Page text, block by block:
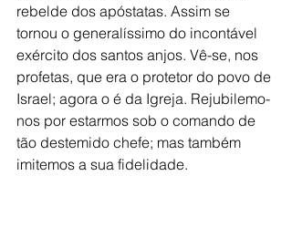
rebelde dos apóstatas. Assim se
tornou o generalíssimo do incontável
exército dos santos anjos. Vê-se, nos
profetas, que era o protetor do povo de
Israel; agora o é da Igreja. Rejubilemo-
nos por estarmos sob o comando de
tão destemido chefe; mas também
imitemos a sua fidelidade.